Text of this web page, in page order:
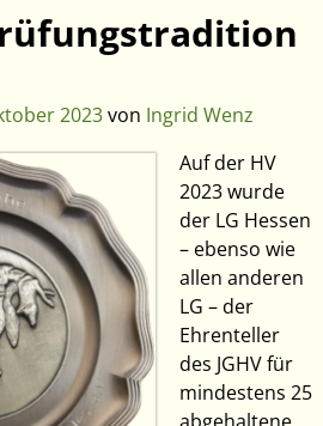
2023von Ingrid Wenz
Auf der HV
2023 wurde
der LG Hessen
– ebenso wie
allen anderen
LG – der
Ehrenteller
des JGHV für
mindestens 25